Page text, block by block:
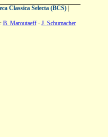
Classica Selecta (BCS)|
B. Maroutaeff- J. Schumacher